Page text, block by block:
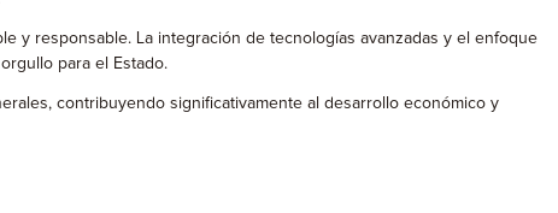
y responsable. La integración de tecnologías avanzadas y el enfoque
para el Estado.
contribuyendo significativamente al desarrollo económico y